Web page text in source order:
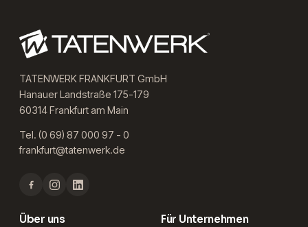
TATENWERK FRANKFURT GmbH
Hanauer Landstraße 175-179
60314 Frankfurt am Main
Tel. (0 69) 87 000 97 - 0
frankfurt@tatenwerk.de
Über uns Für Unternehmen